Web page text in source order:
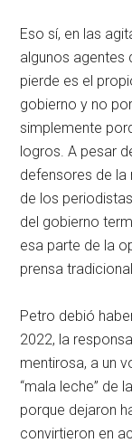
Eso sí, en las
algunos agentes
pierde es el
gobierno y no
simplemente
logros. A pesar
defensores de la
de los
del gobierno
esa parte de la
prensa tradicional.
Petro debió
2022, la
mentirosa, a un
“mala leche” de
porque dejaron
convirtieron en